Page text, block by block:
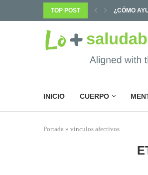
TOP POST
¿CÓMO
¿POR QUÉ
INICIO CUERPO
Portada » vínculos afectivos